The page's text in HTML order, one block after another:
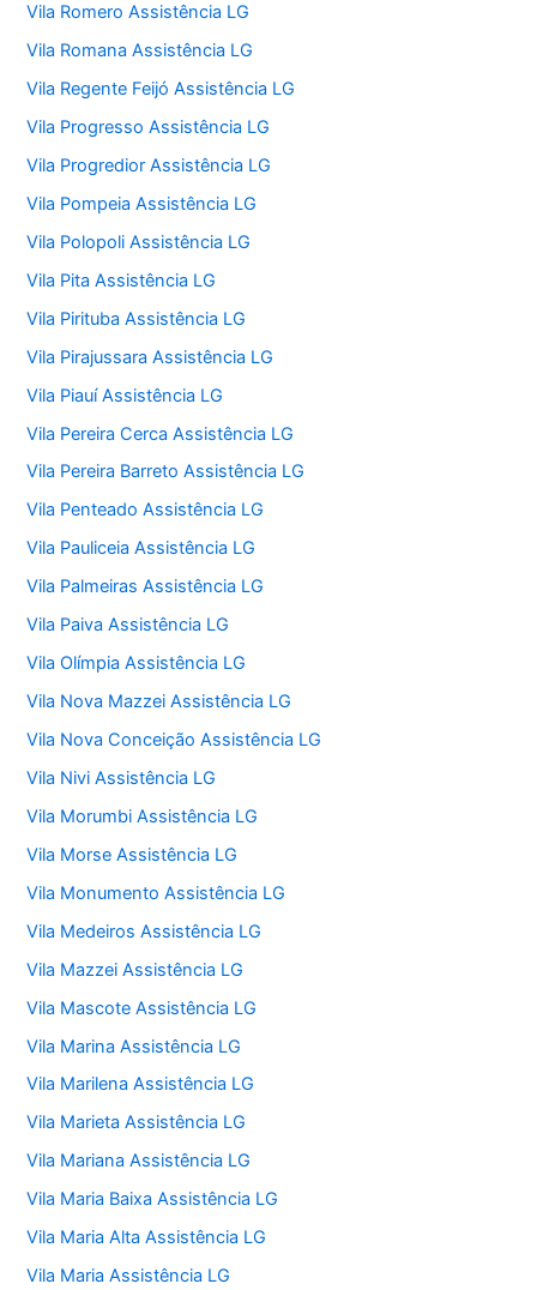
Vila Romero Assistência LG
Vila Romana Assistência LG
Vila Regente Feijó Assistência LG
Vila Progresso Assistência LG
Vila Progredior Assistência LG
Vila Pompeia Assistência LG
Vila Polopoli Assistência LG
Vila Pita Assistência LG
Vila Pirituba Assistência LG
Vila Pirajussara Assistência LG
Vila Piauí Assistência LG
Vila Pereira Cerca Assistência LG
Vila Pereira Barreto Assistência LG
Vila Penteado Assistência LG
Vila Pauliceia Assistência LG
Vila Palmeiras Assistência LG
Vila Paiva Assistência LG
Vila Olímpia Assistência LG
Vila Nova Mazzei Assistência LG
Vila Nova Conceição Assistência LG
Vila Nivi Assistência LG
Vila Morumbi Assistência LG
Vila Morse Assistência LG
Vila Monumento Assistência LG
Vila Medeiros Assistência LG
Vila Mazzei Assistência LG
Vila Mascote Assistência LG
Vila Marina Assistência LG
Vila Marilena Assistência LG
Vila Marieta Assistência LG
Vila Mariana Assistência LG
Vila Maria Baixa Assistência LG
Vila Maria Alta Assistência LG
Vila Maria Assistência LG